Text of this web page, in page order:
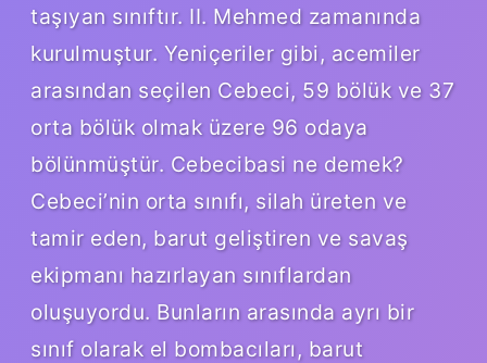
taşıyan sınıftır. II. Mehmed zamanında
kurulmuştur. Yeniçeriler gibi, acemiler
arasından seçilen Cebeci, 59 bölük ve 37
orta bölük olmak üzere 96 odaya
bölünmüştür. Cebecibasi ne demek?
Cebeci’nin orta sınıfı, silah üreten ve
tamir eden, barut geliştiren ve savaş
ekipmanı hazırlayan sınıflardan
oluşuyordu. Bunların arasında ayrı bir
sınıf olarak el bombacıları, barut